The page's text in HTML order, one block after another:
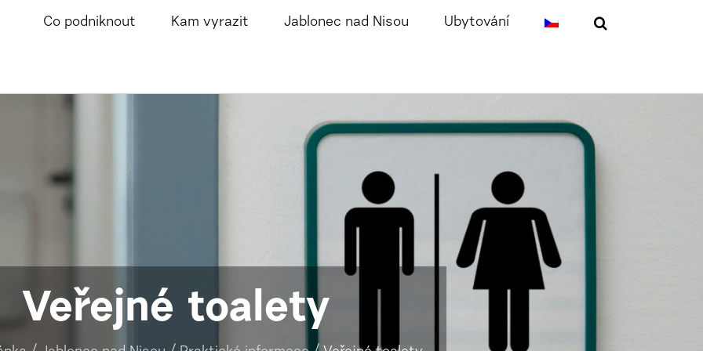
Co podniknout Kam vyrazit Jablonec nad Nisou Ubytování
Veřejné toalety